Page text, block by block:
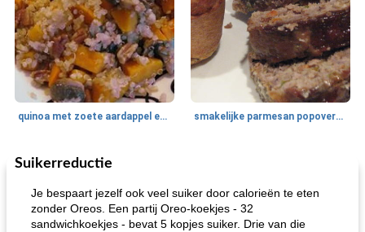
quinoa met zoete aardappel en champignons smakelijke parmesan popovers (gezonder!)
One Dish Meal
Suikerreductie
Je bespaart jezelf ook veel suiker door calorieën te eten
zonder Oreos. Een partij Oreo-koekjes - 32
sandwichkoekjes - bevat 5 kopjes suiker. Drie van die